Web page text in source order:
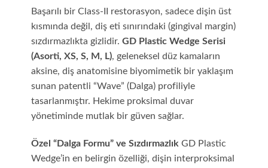
Başarılı bir Class-II restorasyon, sadece dişin üst
kısmında değil, diş eti sınırındaki (gingival margin)
sızdırmazlıkta gizlidir. GD Plastic Wedge Serisi
(Asorti, XS, S, M, L), geleneksel düz kamaların
aksine, diş anatomisine biyomimetik bir yaklaşım
sunan patentli “Wave” (Dalga) profiliyle
tasarlanmıştır. Hekime proksimal duvar
yönetiminde mutlak bir güven sağlar.
Özel “Dalga Formu” ve Sızdırmazlık GD Plastic
Wedge’in en belirgin özelliği, dişin interproksimal